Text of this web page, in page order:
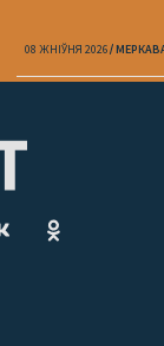
08 ЖНІЎНЯ 2026